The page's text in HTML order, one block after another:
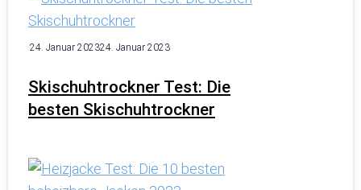
Skischuhtrockner Test: Die
besten Skischuhtrockner
24. Januar 202324. Januar 2023